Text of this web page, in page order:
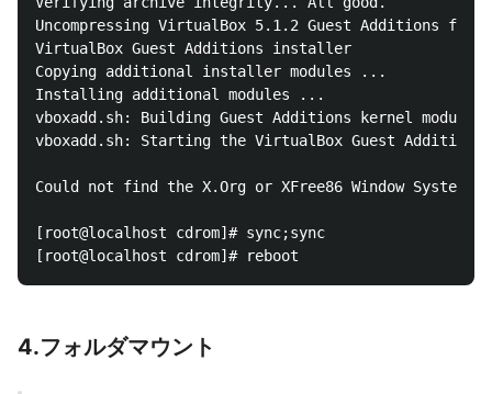
Uncompressing VirtualBox 5.1.2 Guest Additions
VirtualBox Guest Additions installer
Copying additional installer modules ...
Installing additional modules ...
vboxadd.sh: Building Guest Additions kernel modules.
vboxadd.sh: Starting the VirtualBox Guest Additions.
Could not find the X.Org or XFree86 Window System,
[root@localhost cdrom]# sync;sync
4.フォルダマウント